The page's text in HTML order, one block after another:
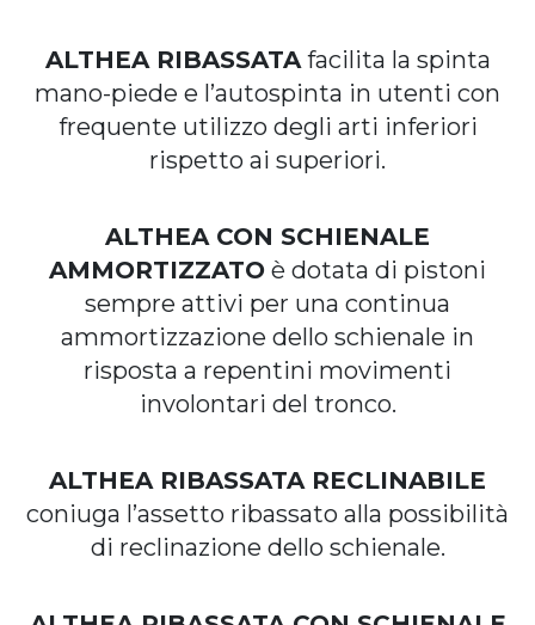
ALTHEA RIBASSATAfacilita la spinta
mano-piede e l’autospinta in utenti con
frequente utilizzo degli arti inferiori
rispetto ai superiori.
ALTHEA CON SCHIENALE
AMMORTIZZATO è dotata di pistoni
sempre attivi per una continua
ammortizzazione dello schienale in
risposta a repentini movimenti
involontari del tronco.
ALTHEA RIBASSATA RECLINABILE
coniuga l’assetto ribassato alla possibilità
di reclinazione dello schienale.